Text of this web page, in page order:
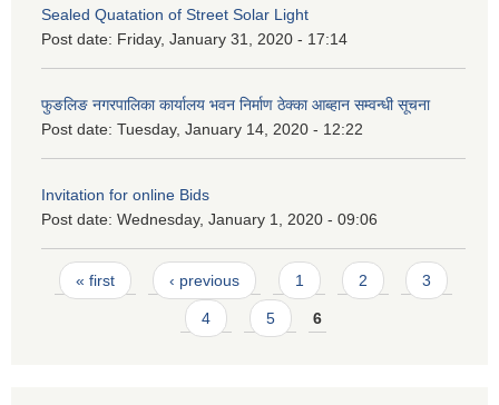
Sealed Quatation of Street Solar Light
Post date: Friday, January 31, 2020 - 17:14
फुङलिङ नगरपालिका कार्यालय भवन निर्माण ठेक्का आब्हान सम्वन्धी सूचना
Post date: Tuesday, January 14, 2020 - 12:22
Invitation for online Bids
Post date: Wednesday, January 1, 2020 - 09:06
Pages
« first ‹ previous 1 2 3
4 5 6